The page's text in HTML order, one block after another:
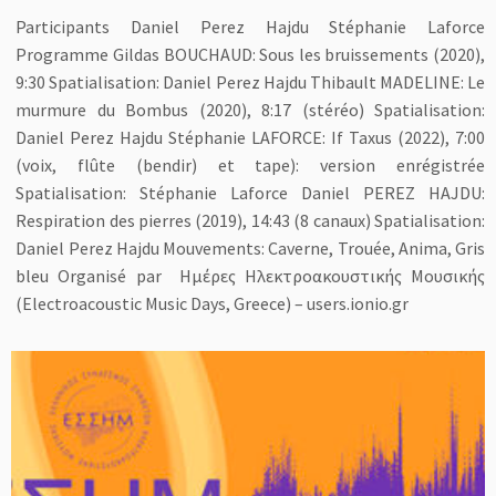
Participants Daniel Perez Hajdu Stéphanie Laforce
Programme Gildas BOUCHAUD: Sous les bruissements (2020),
9:30 Spatialisation: Daniel Perez Hajdu Thibault MADELINE: Le
murmure du Bombus (2020), 8:17 (stéréo) Spatialisation:
Daniel Perez Hajdu Stéphanie LAFORCE: If Taxus (2022), 7:00
(voix, flûte (bendir) et tape): version enrégistrée
Spatialisation: Stéphanie Laforce Daniel PEREZ HAJDU:
Respiration des pierres (2019), 14:43 (8 canaux) Spatialisation:
Daniel Perez Hajdu Mouvements: Caverne, Trouée, Anima, Gris
bleu Organisé par Ημέρες Ηλεκτροακουστικής Μουσικής
(Electroacoustic Music Days, Greece) – users.ionio.gr